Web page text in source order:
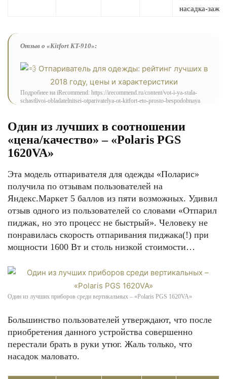
насадка-
Отзыв о «Kitfort KT-910»:
Подробнее на iRecommend: https://irecommend.ru/content/vot-i-ya-stala-
schastlivoi-obladatelnitsei-otparivatelya-ot-kitfort-eto-prosto-bespodobnaya
Один из лучших в соотношении
«цена/качество» – «Polaris PGS
1620VA»
Эта модель отпаривателя для одежды «Поларис»
получила по отзывам пользователей на
Яндекс.Маркет 5 баллов из пяти возможных. Удивил
отзыв одного из пользователей со словами «Отпарил
пиджак, но это процесс не быстрый». Человеку не
понравилась скорость отпаривания пиджака(!) при
мощности 1600 Вт и столь низкой стоимости…
Один из лучших приборов среди вертикальных – «Polaris PGS 1620VA»
Большинство пользователей утверждают, что после
приобретения данного устройства совершенно
перестали брать в руки утюг. Жаль только, что
насадок маловато.